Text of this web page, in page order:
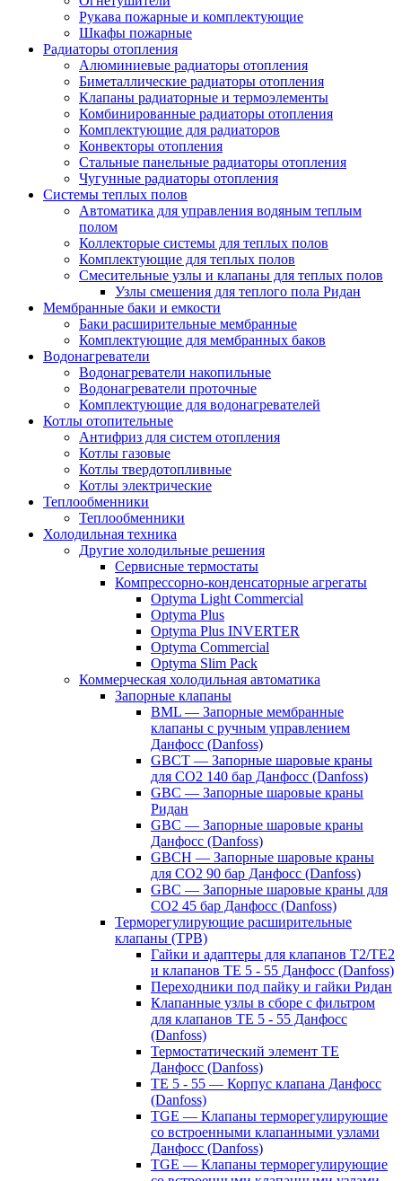
Рукава пожарные и комплектующие
Шкафы пожарные
Радиаторы отопления
Алюминиевые радиаторы отопления
Биметаллические радиаторы отопления
Клапаны радиаторные и термоэлементы
Комбинированные радиаторы отопления
Комплектующие для радиаторов
Конвекторы отопления
Стальные панельные радиаторы отопления
Чугунные радиаторы отопления
Системы теплых полов
Автоматика для управления водяным теплым
полом
Коллекторые системы для теплых полов
Комплектующие для теплых полов
Смесительные узлы и клапаны для теплых полов
Узлы смешения для теплого пола Ридан
Мембранные баки и емкости
Баки расширительные мембранные
Комплектующие для мембранных баков
Водонагреватели
Водонагреватели накопильные
Водонагреватели проточные
Комплектующие для водонагревателей
Котлы отопительные
Антифриз для систем отопления
Котлы газовые
Котлы твердотопливные
Котлы электрические
Теплообменники
Теплообменники
Холодильная техника
Другие холодильные решения
Сервисные термостаты
Компрессорно-конденсаторные агрегаты
Optyma Light Commercial
Optyma Plus
Optyma Plus INVERTER
Optyma Commercial
Optyma Slim Pack
Коммерческая холодильная автоматика
Запорные клапаны
BML — Запорные мембранные
клапаны с ручным управлением
Данфосс (Danfoss)
GBCT — Запорные шаровые краны
для CO2 140 бар Данфосс (Danfoss)
GBC — Запорные шаровые краны
Ридан
GBC — Запорные шаровые краны
Данфосс (Danfoss)
GBCH — Запорные шаровые краны
для CO2 90 бар Данфосс (Danfoss)
GBC — Запорные шаровые краны для
CO2 45 бар Данфосс (Danfoss)
Терморегулирующие расширительные
клапаны (ТРВ)
Гайки и адаптеры для клапанов T2/TE2
и клапанов TE 5 - 55 Данфосс (Danfoss)
Переходники под пайку и гайки Ридан
Клапанные узлы в сборе с фильтром
для клапанов TE 5 - 55 Данфосс
(Danfoss)
Термостатический элемент TE
Данфосс (Danfoss)
TE 5 - 55 — Корпус клапана Данфосс
(Danfoss)
TGE — Клапаны терморегулирующие
со встроенными клапанными узлами
Данфосс (Danfoss)
TGE — Клапаны терморегулирующие